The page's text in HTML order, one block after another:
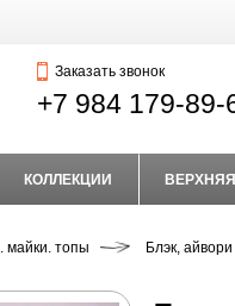
Заказать звонок
+7 984 179-89-
КОЛЛЕКЦИИ
майки. топы Блэк, айвори